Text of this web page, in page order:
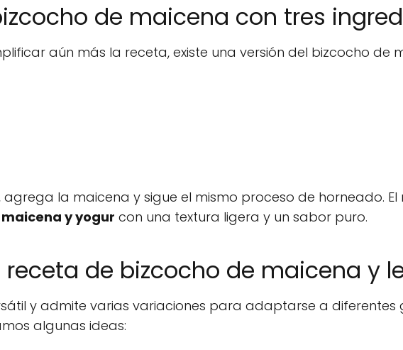
de maicena con tres
aún más la receta, existe una versión del bizcocho de
agrega la maicena y sigue el mismo proceso de horneado.
y yogur con una textura ligera y un sabor puro.
de bizcocho de maicena y
y admite varias variaciones para adaptarse a diferentes
algunas ideas: